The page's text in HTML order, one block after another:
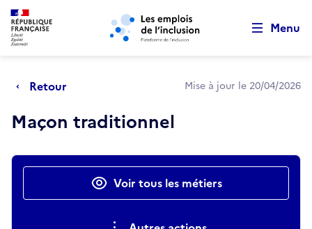
Aller au menu principal Aller au contenu principal
Menu
Retour Mise à jour le 20/04/2026
Maçon traditionnel
Actions rapidesVoir tous les métiers
Retour au début de la page
Panneau de gestion des cookies